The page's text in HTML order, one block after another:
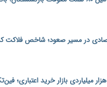
رشد ۷۵ هزار میلیاردی بازار خرید اعتباری؛